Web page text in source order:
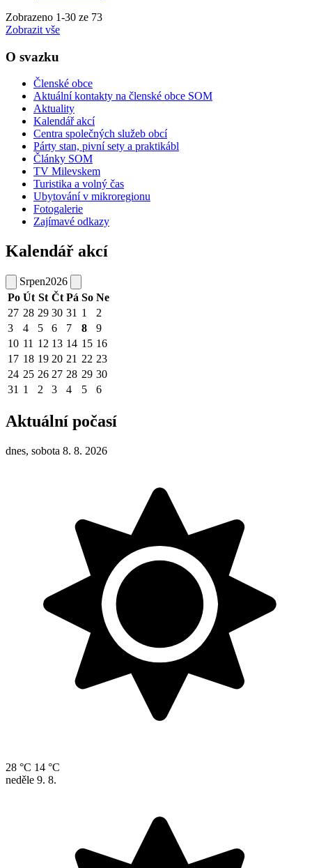
Zobrazeno 1-30 ze 73
Zobrazit vše
O svazku
Členské obce
Aktuální kontakty na členské obce SOM
Aktuality
Kalendář akcí
Centra společných služeb obcí
Párty stan, pivní sety a praktikábl
Články SOM
TV Milevskem
Turistika a volný čas
Ubytování v mikroregionu
Fotogalerie
Zajímavé odkazy
Kalendář akcí
Srpen2026
Po Út St Čt Pá So Ne
27 28 29 30 31 1
2
3
4 5 6 7 8
9
10 11 12 13 14 15 16
17 18 19 20 21 22 23
24 25 26 27 28 29 30
31 1 2 3 4 5 6
Aktuální počasí
dnes, sobota 8. 8. 2026
28 °C 14 °C
neděle 9. 8.